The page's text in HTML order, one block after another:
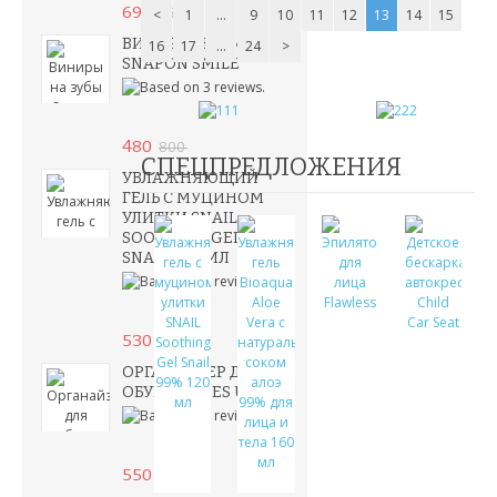
690 950
ВИНИРЫ НА ЗУБЫ
SNAPON SMILE
480 800
УВЛАЖНЯЮЩИЙ
ГЕЛЬ С МУЦИНОМ
УЛИТКИ SNAIL
SOOTHING GEL
SNAIL 260 МЛ
530 750
ОРГАНАЙЗЕР ДЛЯ
ОБУВИ SHOES UNDER
550
< 1 ... 9 10 11 12 13 14
15
16
17 ... 24 >
СПЕЦПРЕДЛОЖЕНИЯ